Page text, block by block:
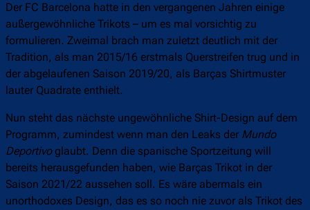
Der FC Barcelona hatte in den vergangenen Jahren einige
außergewöhnliche Trikots – um es mal vorsichtig zu
formulieren. Zweimal brach man zuletzt deutlich mit der
Tradition, als man 2015/16 erstmals Querstreifen trug und in
der abgelaufenen Saison 2019/20, als Barças Shirtmuster
lauter Quadrate enthielt.
Nun steht das nächste ungewöhnliche Shirt-Design auf dem
Programm, zumindest wenn man den Leaks der Mundo
Deportivoglaubt. Denn die spanische Sportzeitung will
bereits herausgefunden haben, wie Barças Trikot in der
Saison 2021/22 aussehen soll. Es wäre abermals ein
unorthodoxes Design, das es so noch nie zuvor als Trikot des